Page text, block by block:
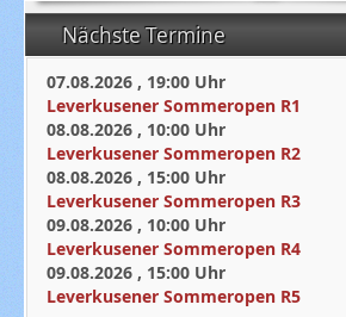
Nächste Termine
07.08.2026 , 19:00 Uhr
Leverkusener Sommeropen R1
08.08.2026 , 10:00 Uhr
Leverkusener Sommeropen R2
08.08.2026 , 15:00 Uhr
Leverkusener Sommeropen R3
09.08.2026 , 10:00 Uhr
Leverkusener Sommeropen R4
09.08.2026 , 15:00 Uhr
Leverkusener Sommeropen R5